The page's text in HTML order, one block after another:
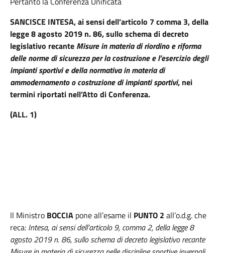
SANCISCE INTESA, ai sensi dell’articolo 7 comma 3, della
legge 8 agosto 2019 n. 86, sullo schema di decreto
legislativo recante Misure in materia di riordino e riforma
delle norme di sicurezza per la costruzione e l’esercizio degli
impianti sportivi e della normativa in materia di
ammodernamento o costruzione di impianti sportivi, nei
termini riportati nell’Atto di Conferenza.
(ALL. 1)
Il Ministro BOCCIA pone all’esame il PUNTO 2 all’o.d.g. che
reca: Intesa, ai sensi dell’articolo 9, comma 2, della legge 8
agosto 2019 n. 86, sullo schema di decreto legislativo recante